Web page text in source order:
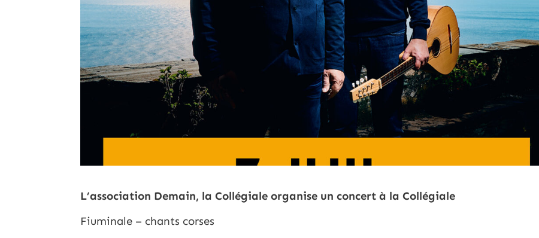
L’association Demain, la Collégiale organise un concert à la Collégiale
Fiuminale – chants corses